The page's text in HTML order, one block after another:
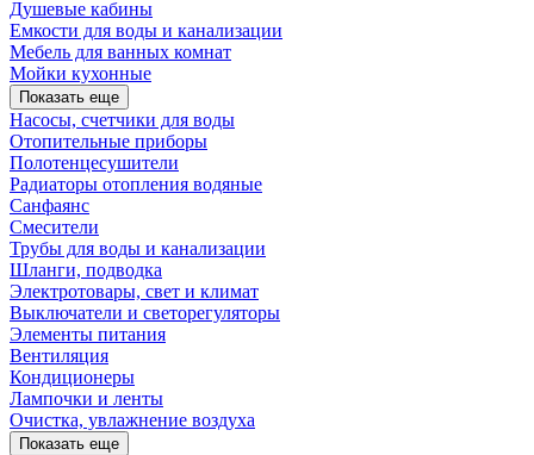
Душевые кабины
Емкости для воды и канализации
Мебель для ванных комнат
Мойки кухонные
Показать еще
Насосы, счетчики для воды
Отопительные приборы
Полотенцесушители
Радиаторы отопления водяные
Санфаянс
Смесители
Трубы для воды и канализации
Шланги, подводка
Электротовары, свет и климат
Выключатели и светорегуляторы
Элементы питания
Вентиляция
Кондиционеры
Лампочки и ленты
Очистка, увлажнение воздуха
Показать еще